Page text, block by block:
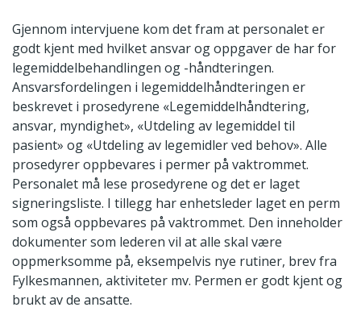
Gjennom intervjuene kom det fram at personalet er
godt kjent med hvilket ansvar og oppgaver de har for
legemiddelbehandlingen og -håndteringen.
Ansvarsfordelingen i legemiddelhåndteringen er
beskrevet i prosedyrene «Legemiddelhåndtering,
ansvar, myndighet», «Utdeling av legemiddel til
pasient» og «Utdeling av legemidler ved behov». Alle
prosedyrer oppbevares i permer på vaktrommet.
Personalet må lese prosedyrene og det er laget
signeringsliste. I tillegg har enhetsleder laget en perm
som også oppbevares på vaktrommet. Den inneholder
dokumenter som lederen vil at alle skal være
oppmerksomme på, eksempelvis nye rutiner, brev fra
Fylkesmannen, aktiviteter mv. Permen er godt kjent og
brukt av de ansatte.